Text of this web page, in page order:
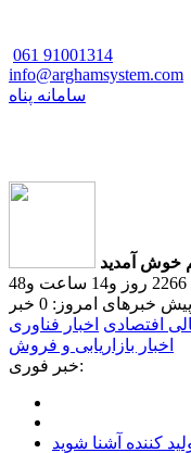
061 91001314
info@arghamsystem.com
سامانه پناه
خوش آمدید
آخرین خبر: 2266 روز و14 ساعت و48
خبرهای امروز: 0 خبر
افتصادی اخبار فناوری
اخبار بازاریابی و فروش
خبر فوری: